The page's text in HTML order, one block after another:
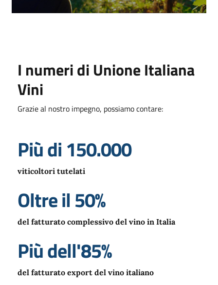
video
I numeri di Unione Italiana
Vini
Grazie al nostro impegno, possiamo contare:
Più di 150.000
viticoltori tutelati
Oltre il 50%
del fatturato complessivo del vino in Italia
Più dell'85%
del fatturato export del vino italiano